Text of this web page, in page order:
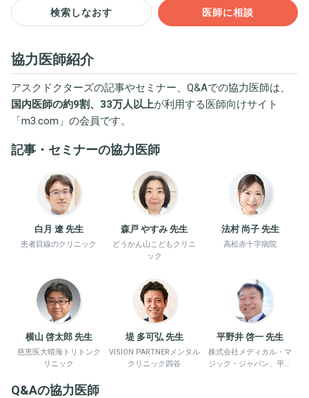
検索しなおす 医師に相談
協力医師紹介
アスクドクターズの記事やセミナー、Q&Aでの協力医師は、
国内医師の約9割、33万人以上が利用する医師向けサイト
「m3.com 」の会員です。
記事・セミナーの協力医師
白月 遼 先生
患者目線のクリニック
森戸 やすみ 先生
どうかん山こどもクリニ
ック
法村 尚子 先生
高松赤十字病院
横山 啓太郎 先生
慈恵医大晴海トリトンク
リニック
堤 多可弘 先生
VISION PARTNERメンタル
クリニック四谷
平野井 啓一 先生
株式会社メディカル・マ
ジック・ジャパン、平野
Q&Aの協力医師